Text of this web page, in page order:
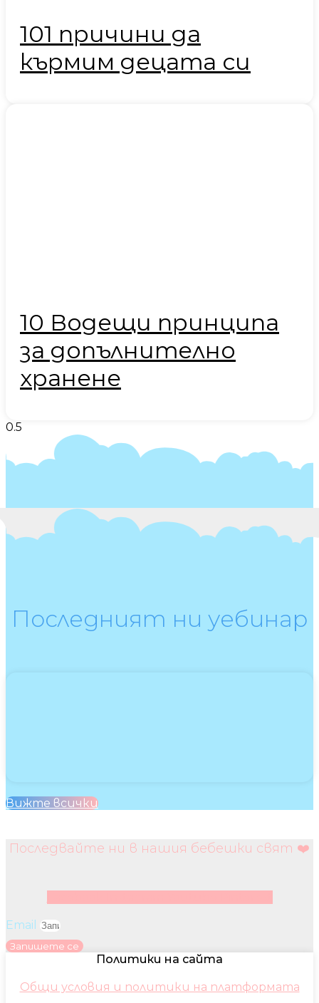
101 причини да
кърмим децата си
10 Водещи принципа
за допълнително
хранене
Последният ни уебинар
Вижте всички
Последвайте ни в нашия бебешки свят ❤️
Email
Запишете се
Политики на сайта
Общи условия и политики на платформата